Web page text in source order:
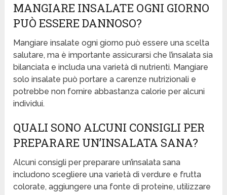
MANGIARE INSALATE OGNI GIORNO
PUÒ ESSERE DANNOSO?
Mangiare insalate ogni giorno può essere una scelta
salutare, ma è importante assicurarsi che l’insalata sia
bilanciata e includa una varietà di nutrienti. Mangiare
solo insalate può portare a carenze nutrizionali e
potrebbe non fornire abbastanza calorie per alcuni
individui.
QUALI SONO ALCUNI CONSIGLI PER
PREPARARE UN’INSALATA SANA?
Alcuni consigli per preparare un’insalata sana
includono scegliere una varietà di verdure e frutta
colorate, aggiungere una fonte di proteine, utilizzare